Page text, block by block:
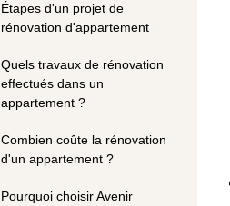
Étapes d'un projet de
rénovation d'appartement
Quels travaux de rénovation
effectués dans un
appartement ?
Combien coûte la rénovation
d'un appartement ?
Pourquoi choisir Avenir